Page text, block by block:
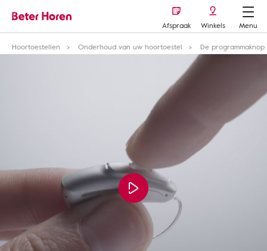
Afspraak Winkels
Menu
Hoortoestellen
Onderhoud van uw hoortoestel De